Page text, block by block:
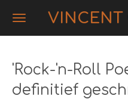
Ga
de
hoofdinhoud
VINCENT
'Rock-'n-Roll
definitief